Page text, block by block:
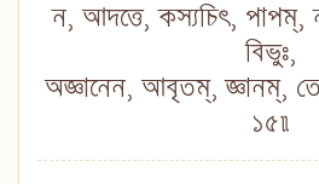
ন, আদত্তে, কস্যচিৎ,
বিভুঃ,
অজ্ঞানেন, আবৃতম্, জ্ঞানম্,
১৫॥